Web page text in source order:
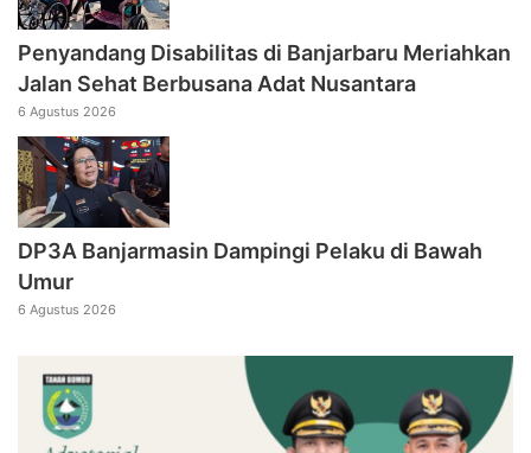
Penyandang Disabilitas di Banjarbaru Meriahkan
Jalan Sehat Berbusana Adat Nusantara
6 Agustus 2026
DP3A Banjarmasin Dampingi Pelaku di Bawah
Umur
6 Agustus 2026